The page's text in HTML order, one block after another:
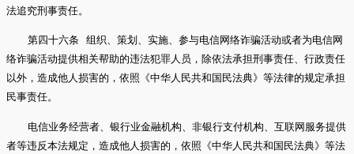
法追究刑事责任。
第四十六条 组织、策划、实施、参与电信网络诈骗活动或者为电信网
络诈骗活动提供相关帮助的违法犯罪人员，除依法承担刑事责任、行政责任
以外，造成他人损害的，依照《中华人民共和国民法典》等法律的规定承担
民事责任。
电信业务经营者、银行业金融机构、非银行支付机构、互联网服务提供
者等违反本法规定，造成他人损害的，依照《中华人民共和国民法典》等法